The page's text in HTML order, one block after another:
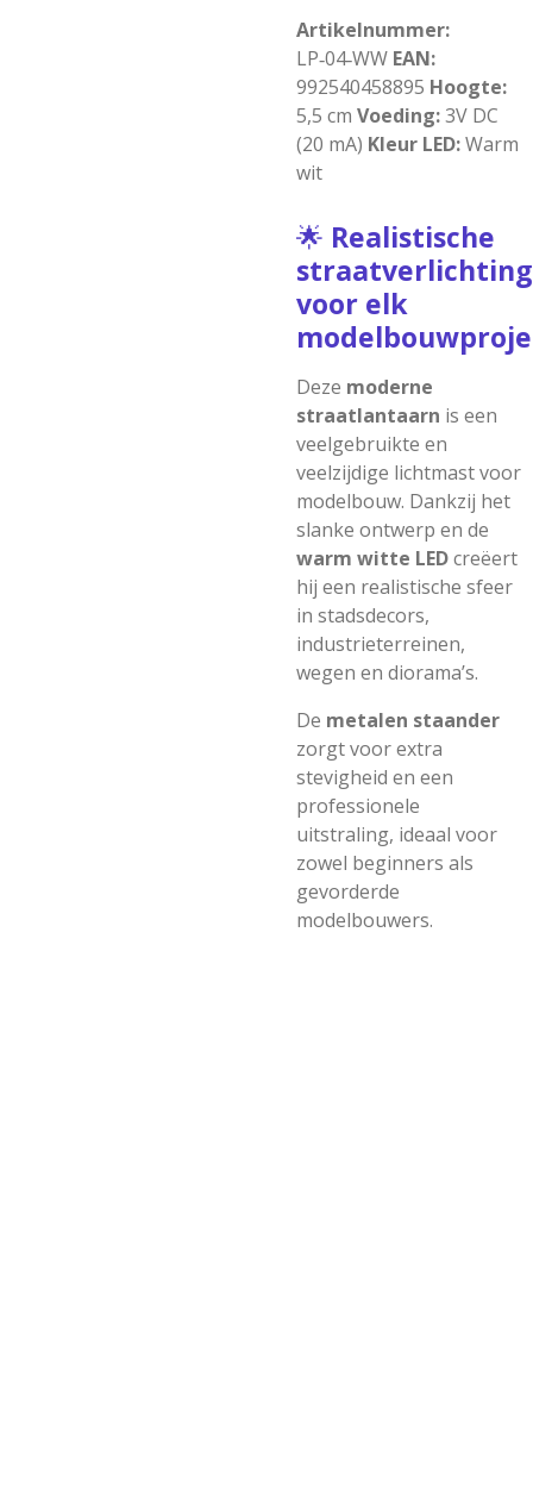
Artikelnummer:
LP‑04‑WW EAN:
992540458895 Hoogte:
5,5 cm Voeding:3V DC
(20 mA) Kleur LED:Warm
wit
🌟 Realistische
straatverlichting
voor elk
Deze moderne
straatlantaarn is een
veelgebruikte en
veelzijdige lichtmast voor
modelbouw. Dankzij het
slanke ontwerp en de
warm witte LEDcreëert
hij een realistische sfeer
in stadsdecors,
industrieterreinen,
wegen en diorama’s.
De metalen staander
zorgt voor extra
stevigheid en een
professionele
uitstraling, ideaal voor
zowel beginners als
gevorderde
modelbouwers.